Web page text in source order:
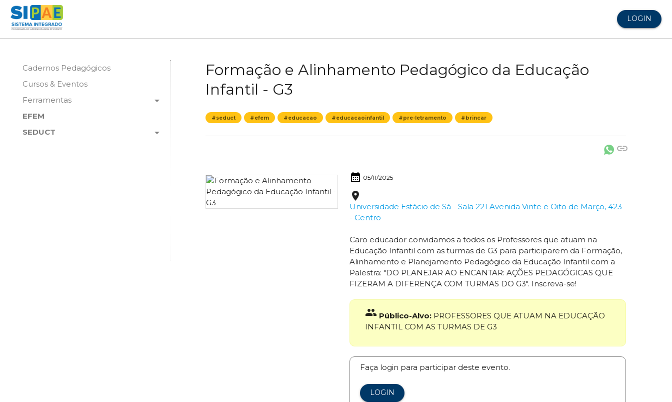
LOGIN
Cadernos Pedagógicos
Cursos & Eventos
arrow_drop_down
Ferramentas
EFEM
arrow_drop_down
SEDUCT
Formação e Alinhamento Pedagógico da Educação
Infantil - G3
#seduct #efem #educacao #educacaoinfantil #pre-letramento #brincar
link
calendar_month 05/11/2025
place
Universidade Estácio de Sá - Sala 221 Avenida Vinte e Oito de Março, 423
- Centro
Caro educador convidamos a todos os Professores que atuam na
Educação Infantil com as turmas de G3 para participarem da Formação,
Alinhamento e Planejamento Pedagógico da Educação Infantil com a
Palestra: "DO PLANEJAR AO ENCANTAR: AÇÕES PEDAGÓGICAS QUE
FIZERAM A DIFERENÇA COM TURMAS DO G3". Inscreva-se!
group Público-Alvo:PROFESSORES QUE ATUAM NA EDUCAÇÃO
INFANTIL COM AS TURMAS DE G3
Faça login para participar deste evento.
LOGIN